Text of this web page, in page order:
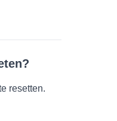
resetten.